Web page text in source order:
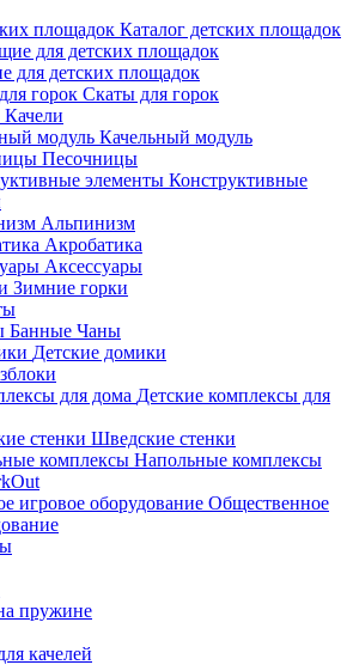
Каталог детских площадок
для детских площадок
Скаты для горок
Качели
Качельный модуль
Песочницы
Конструктивные
Альпинизм
Акробатика
Аксессуары
Зимние горки
Банные Чаны
Детские домики
Детские комплексы для
Шведские стенки
Напольные комплексы
Общественное
пружине
качелей